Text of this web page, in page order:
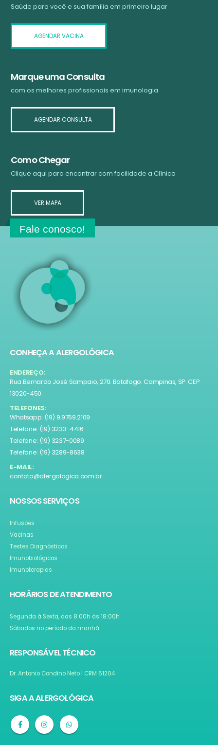
Saúde para você e sua família em primeiro lugar
AGENDAR VACINA
Marque uma Consulta
com os melhores profissionais em imunologia
AGENDAR CONSULTA
Como Chegar
Clique aqui para encontrar com facilidade a Clínica
VER MAPA
Fale conosco!
CONHEÇA A ALERGOLÓGICA
ENDEREÇO:
Rua Bernardo José Sampaio, 270. Botafogo. Campinas, SP. CEP
13020-450.
TELEFONES:
Whatsapp: (19) 9.9769.2109
Telefone: (19) 3233-4416
Telefone: (19) 3237-0089
Telefone: (19) 3289-8638
E-MAIL:
contato@alergologica.com.br
NOSSOS SERVIÇOS
Infusões
Vacinas
Testes Diagnósticos
Imunobiológicos
Imunoterapias
HORÁRIOS DE ATENDIMENTO
Segunda à Sexta, das 8:00h às 18:00h
Sábados no período da manhã
RESPONSÁVEL TÉCNICO
Dr. Antonio Condino Neto | CRM 51204
SIGA A ALERGOLÓGICA